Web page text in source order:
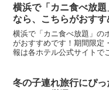
横浜で「カニ食べ放
なら、こちらがおすす
横浜で「カニ食べ放題」の
がおすすめです！期間限定
報は各ホテル公式サイトで
冬の子連れ旅行にぴ